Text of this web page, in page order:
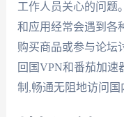
工作人员关心的问题
和应用经常会遇到各
购买商品或参与论坛
回国VPN和番茄加速
制,畅通无阻地访问国